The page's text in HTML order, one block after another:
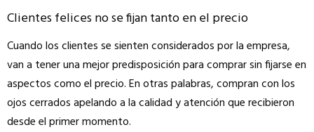
Clientes felices no se fijan tanto en el precio
Cuando los clientes se sienten considerados por la empresa,
van a tener una mejor predisposición para comprar sin fijarse en
aspectos como el precio. En otras palabras, compran con los
ojos cerrados apelando a la calidad y atención que recibieron
desde el primer momento.